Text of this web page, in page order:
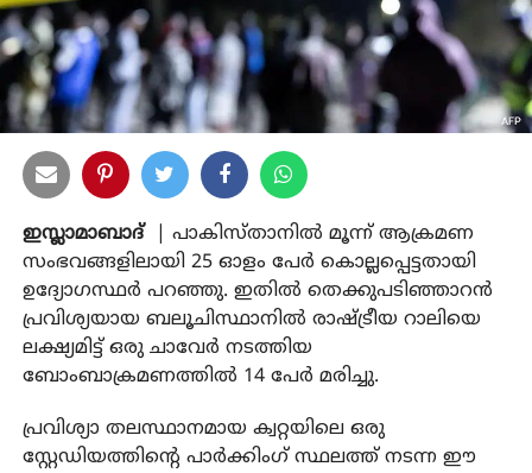
ഇസ്ലാമാബാദ്
| പാകിസ്താനില്‍ മൂന്ന് ആക്രമണ
സംഭവങ്ങളിലായി 25 ഓളം പേര്‍ കൊല്ലപ്പെട്ടതായി
ഉദ്യോഗസ്ഥര്‍ പറഞ്ഞു. ഇതില്‍ തെക്കുപടിഞ്ഞാറന്‍
പ്രവിശ്യയായ ബലൂചിസ്ഥാനില്‍ രാഷ്ട്രീയ റാലിയെ
ലക്ഷ്യമിട്ട് ഒരു ചാവേര്‍ നടത്തിയ
ബോംബാക്രമണത്തില്‍ 14 പേര്‍ മരിച്ചു.
പ്രവിശ്യാ തലസ്ഥാനമായ ക്വറ്റയിലെ ഒരു
സ്റ്റേഡിയത്തിന്റെ പാര്‍ക്കിംഗ് സ്ഥലത്ത് നടന്ന ഈ